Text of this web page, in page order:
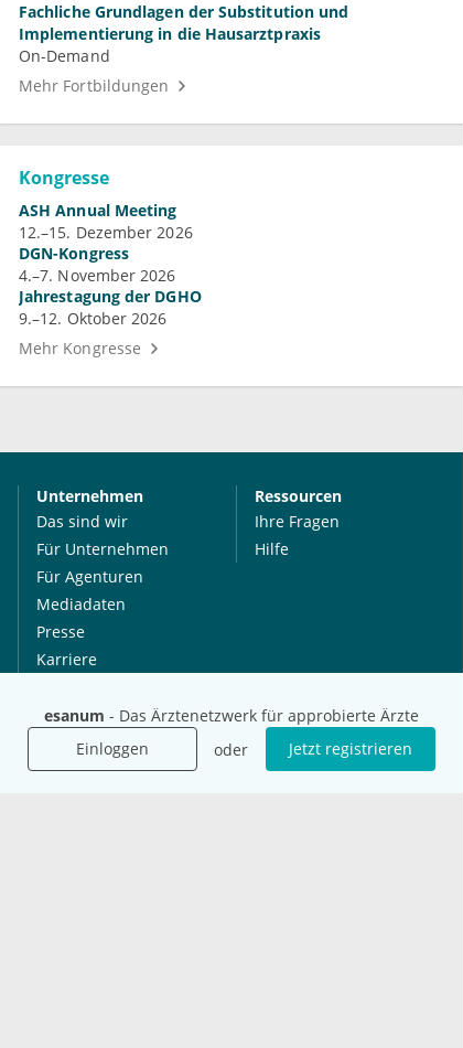
esanum - Das Ärztenetzwerk für approbierte Ärzte
Einloggen
oder Jetzt registrieren
Fachliche Grundlagen der Substitution und
Implementierung in die Hausarztpraxis
On-Demand
Mehr Fortbildungen
Kongresse
ASH Annual Meeting
12.–15. Dezember 2026
DGN-Kongress
4.–7. November 2026
Jahrestagung der DGHO
9.–12. Oktober 2026
Mehr Kongresse
Unternehmen
Das sind wir
Für Unternehmen
Für Agenturen
Mediadaten
Presse
Karriere
Ressourcen
Ihre Fragen
Hilfe
International
esanum.it
Social Media
Youtube